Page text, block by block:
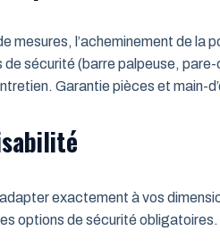
mesures, l’acheminement de
sécurité (barre palpeuse,
Garantie pièces et main-
exactement à vos
options de sécurité